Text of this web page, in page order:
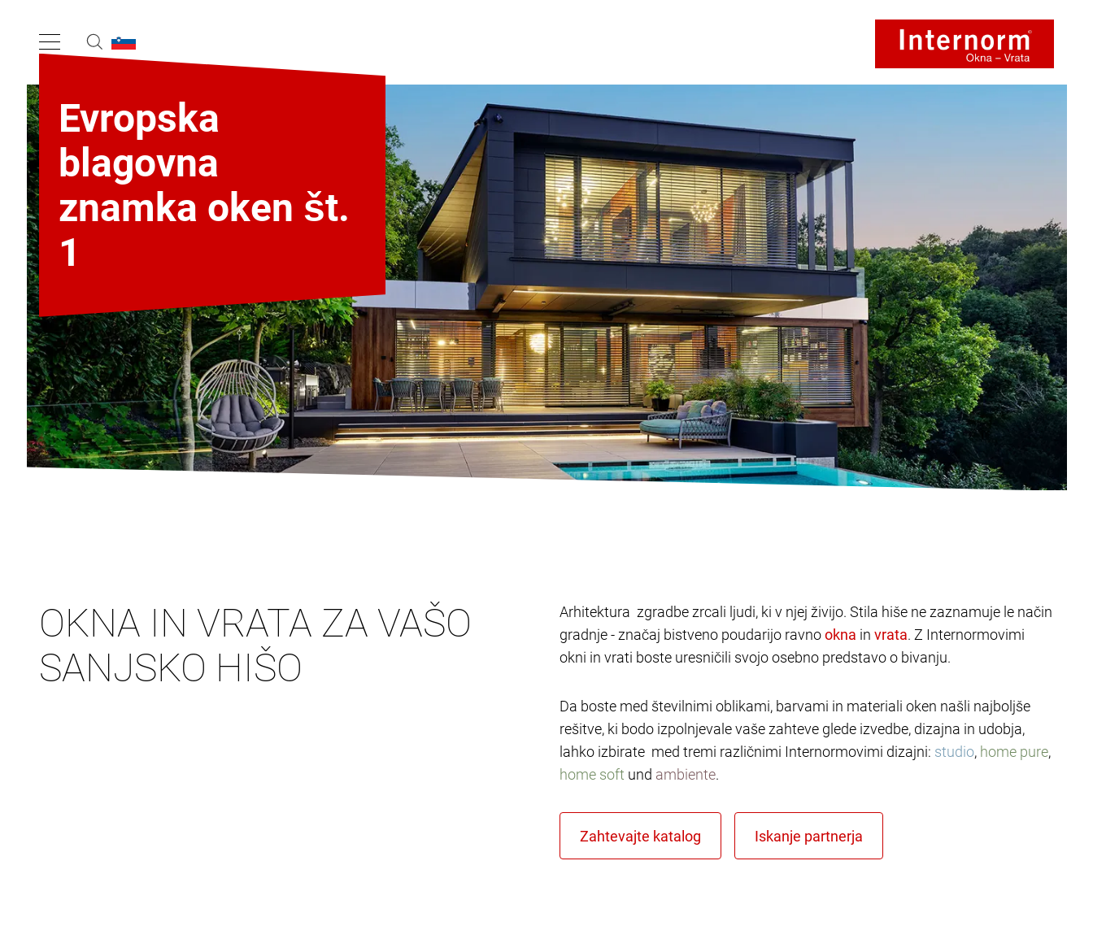
Evropska
blagovna
znamka oken št.
1
OKNA IN VRATA ZA VAŠO
SANJSKO HIŠO
Arhitektura zgradbe zrcali ljudi, ki v njej živijo. Stila hiše ne zaznamuje le način
gradnje - značaj bistveno poudarijo ravno
in
. Z Internormovimi
okni in vrati boste uresničili svojo osebno predstavo o bivanju.
Da boste med številnimi oblikami, barvami in materiali oken našli najboljše
rešitve, ki bodo izpolnjevale vaše zahteve glede izvedbe, dizajna in udobja,
lahko izbirate med tremi različnimi Internormovimi dizajni: studio, home pure,
home soft und ambiente.